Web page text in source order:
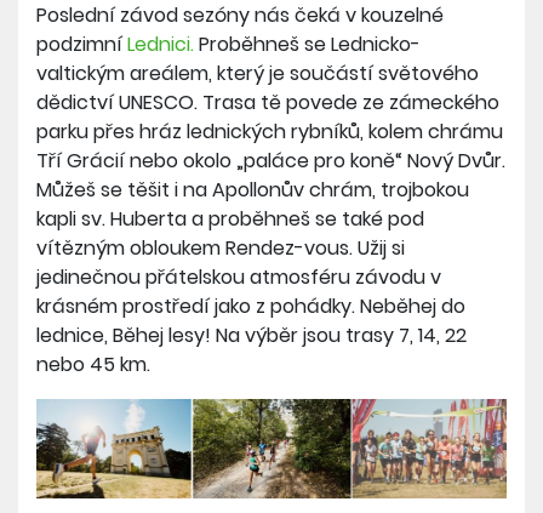
Poslední závod sezóny nás čeká v kouzelné
podzimníLednici.Proběhneš se Lednicko-
valtickým areálem, který je součástí světového
dědictví UNESCO. Trasa tě povede ze zámeckého
parku přes hráz lednických rybníků, kolem chrámu
Tří Grácií nebo okolo „paláce pro koně“ Nový Dvůr.
Můžeš se těšit i na Apollonův chrám, trojbokou
kapli sv. Huberta a proběhneš se také pod
vítězným obloukem Rendez-vous. Užij si
jedinečnou přátelskou atmosféru závodu v
krásném prostředí jako z pohádky. Neběhej do
lednice, Běhej lesy! Na výběr jsou trasy 7, 14, 22
nebo 45 km.